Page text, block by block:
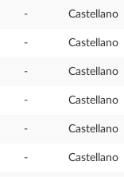
- Castellano
- Castellano
- Castellano
- Castellano
- Castellano
- Castellano